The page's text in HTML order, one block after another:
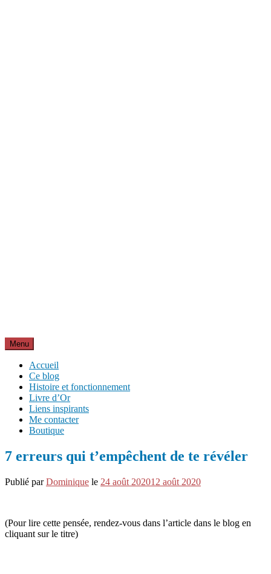
Menu
Accueil
Ce blog
Histoire et fonctionnement
Livre d’Or
Liens inspirants
Me contacter
Boutique
7 erreurs qui t’empêchent de te révéler
Publié parDominique le 24 août 202012 août 2020
(Pour lire cette pensée, rendez-vous dans l’article dans le blog en
cliquant sur le titre)